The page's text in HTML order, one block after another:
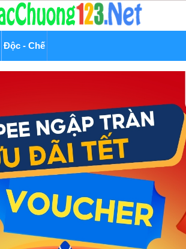
Độc - Chế